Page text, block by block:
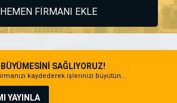
HEMEN FİRMANI EKLE
SAĞLIYORUZ!
kaydederek işlerinizi büyütün...
YAYINLA